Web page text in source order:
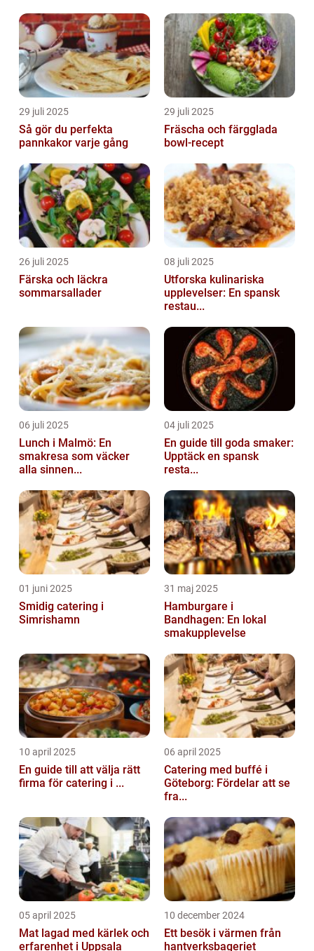
29 juli 2025
Så gör du perfekta
pannkakor varje gång
29 juli 2025
Fräscha och färgglada
bowl-recept
26 juli 2025
Färska och läckra
sommarsallader
08 juli 2025
Utforska kulinariska
upplevelser: En spansk
restau...
06 juli 2025
Lunch i Malmö: En
smakresa som väcker
alla sinnen...
04 juli 2025
En guide till goda smaker:
Upptäck en spansk
resta...
01 juni 2025
Smidig catering i
Simrishamn
31 maj 2025
Hamburgare i
Bandhagen: En lokal
smakupplevelse
10 april 2025
En guide till att välja rätt
firma för catering i ...
06 april 2025
Catering med buffé i
Göteborg: Fördelar att se
fra...
05 april 2025
Mat lagad med kärlek och
erfarenhet i Uppsala
10 december 2024
Ett besök i värmen från
hantverksbageriet